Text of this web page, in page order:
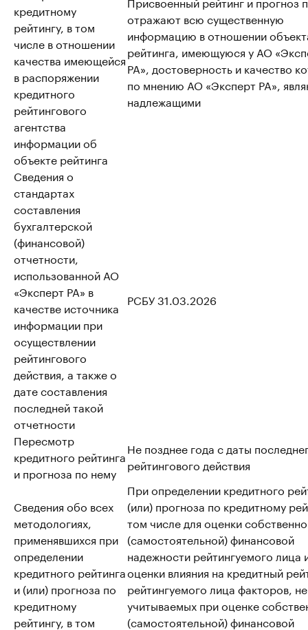
кредитному
рейтингу, в том
числе в отношении
качества имеющейся
в распоряжении
кредитного
рейтингового
агентства
информации об
объекте рейтинга
отражают всю существенную
информацию в отношении
рейтинга, имеющуюся у АО
РА», достоверность и качество
по мнению АО «Эксперт РА»,
надлежащими
Сведения о
стандартах
составления
бухгалтерской
(финансовой)
отчетности,
использованной АО
«Эксперт РА» в
качестве источника
информации при
осуществлении
рейтингового
действия, а также о
дате составления
последней такой
отчетности
РСБУ 31.03.2026
Пересмотр
кредитного рейтинга
и прогноза по нему
Не позднее года с даты
рейтингового действия
Сведения обо всех
методологиях,
применявшихся при
определении
кредитного рейтинга
и (или) прогноза по
кредитному
рейтингу, в том
При определении кредитного
(или) прогноза по кредитному
том числе для оценки
(самостоятельной) финансовой
надежности рейтингуемого лица
оценки влияния на кредитный
рейтингуемого лица факторов, не
учитываемых при оценке
(самостоятельной) финансовой